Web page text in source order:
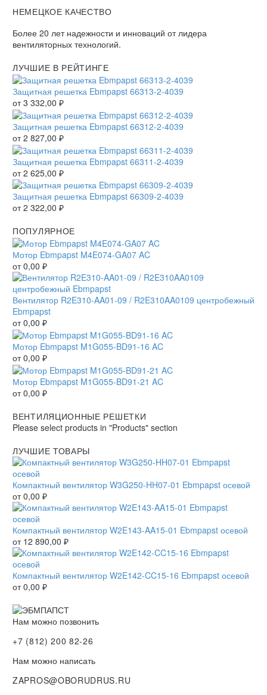
НЕМЕЦКОЕ КАЧЕСТВО
Более 20 лет надежности и инноваций от лидера
вентиляторных технологий.
ЛУЧШИЕ В РЕЙТИНГЕ
Защитная решетка Ebmpapst 66313-2-4039
от3 332,00 ₽
Защитная решетка Ebmpapst 66312-2-4039
от2 827,00 ₽
Защитная решетка Ebmpapst 66311-2-4039
от2 625,00 ₽
Защитная решетка Ebmpapst 66309-2-4039
от2 322,00 ₽
ПОПУЛЯРНОЕ
Мотор Ebmpapst M4E074-GA07 AC
от0,00 ₽
Вентилятор R2E310-AA01-09 / R2E310AA0109 центробежный
Ebmpapst
от0,00 ₽
Мотор Ebmpapst M1G055-BD91-16 AC
от0,00 ₽
Мотор Ebmpapst M1G055-BD91-21 AC
от0,00 ₽
ВЕНТИЛЯЦИОННЫЕ РЕШЕТКИ
Please select products in "Products" section
ЛУЧШИЕ ТОВАРЫ
Компактный вентилятор W3G250-HH07-01 Ebmpapst осевой
от0,00 ₽
Компактный вентилятор W2E143-AA15-01 Ebmpapst осевой
от 12 890,00 ₽
Компактный вентилятор W2E142-CC15-16 Ebmpapst осевой
от0,00 ₽
Нам можно позвонить
+7 (812) 200 82-26
Нам можно написать
ZAPROS@OBORUDRUS.RU